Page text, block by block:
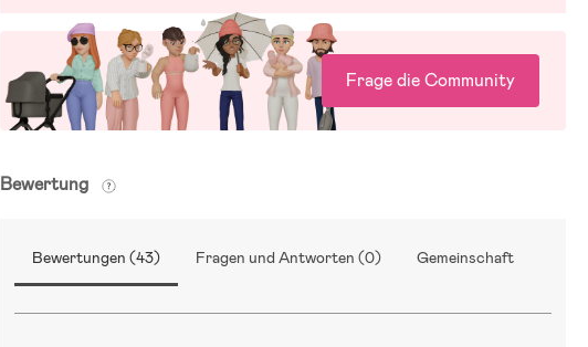
Frage die Community
Bewertung
Bewertungen (43) Fragen und Antworten (0) Gemeinschaft